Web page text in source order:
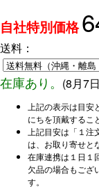
自社特別価格
送料：
在庫あり。 (8月7
上記の表示は目
にちを頂戴するこ
上記目安は「１
は、お取り寄せと
在庫連携は１日１
欠品の場合もござ
す。